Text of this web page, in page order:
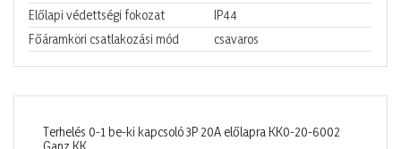
Előlapi védettségi fokozat
IP44
Főáramköri csatlakozási mód
csavaros
Terhelés 0-1 be-ki kapcsoló 3P 20A előlapra KK0-20-6002